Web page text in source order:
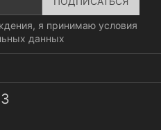
я принимаю условия
данных